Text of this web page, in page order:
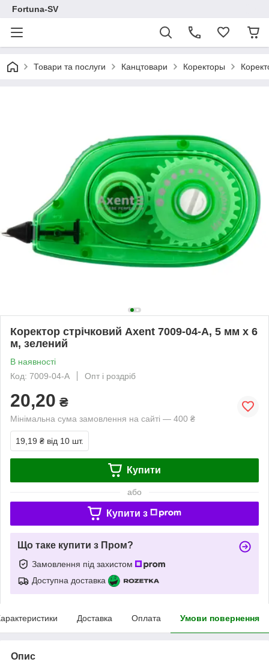
Fortuna-SV
Товари та послуги Канцтовари Коректоры
Коректор стрічковий Axent 7009-04-A, 5 мм х 6
м, зелений
В наявності
Код: 7009-04-A
Опт і роздріб
20,20 ₴
Мінімальна сума замовлення на сайті — 400 ₴
19,19 ₴ від 10 шт.
Купити
або
Купити з
Що таке купити з Пром?
Замовлення під захистом
Доступна доставка
Доставка Оплата Умови повернення
Опис